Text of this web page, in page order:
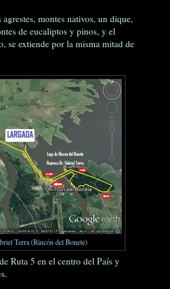
montes nativos, un dique,
de eucaliptos y pinos, y el
se extiende por la misma mitad de
Terra (Rincón del Bonete)
Ruta 5 en el centro del País y